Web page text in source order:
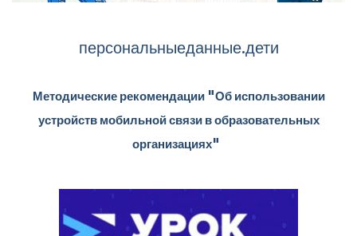
персональныеданные.дети
Методические рекомендации "Об использовании
устройств мобильной связи в образовательных
организациях"